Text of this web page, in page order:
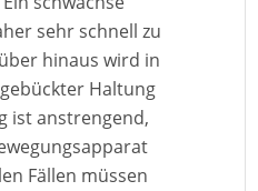
sehr schnell zu
hinaus wird in
Haltung
ist anstrengend,
Fällen müssen